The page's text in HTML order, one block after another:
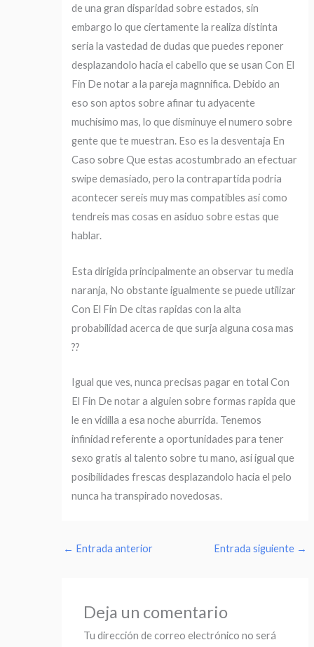
de una gran disparidad sobre estados, sin
embargo lo que ciertamente la realiza distinta
seri­a la vastedad de dudas que puedes reponer
desplazandolo hacia el cabello que se usan Con El
Fin De notar a la pareja magnnifica. Debido an
eso son aptos sobre afinar tu adyacente
muchisimo mas, lo que disminuye el numero sobre
gente que te muestran. Eso es la desventaja En
Caso sobre Que estas acostumbrado an efectuar
swipe demasiado, pero la contrapartida podri­a
acontecer sereis muy mas compatibles asi­ como
tendreis mas cosas en asiduo sobre estas que
hablar.
Esta dirigida principalmente an observar tu media
naranja, No obstante igualmente se puede utilizar
Con El Fin De citas rapidas con la alta
probabilidad acerca de que surja alguna cosa mas
??
Igual que ves, nunca precisas pagar en total Con
El Fin De notar a alguien sobre formas rapida que
le en vidilla a esa noche aburrida. Tenemos
infinidad referente a oportunidades para tener
sexo gratis al talento sobre tu mano, asi­ igual que
posibilidades frescas desplazandolo hacia el pelo
nunca ha transpirado novedosas.
← Entrada anterior Entrada siguiente →
Deja un comentario
Tu dirección de correo electrónico no será